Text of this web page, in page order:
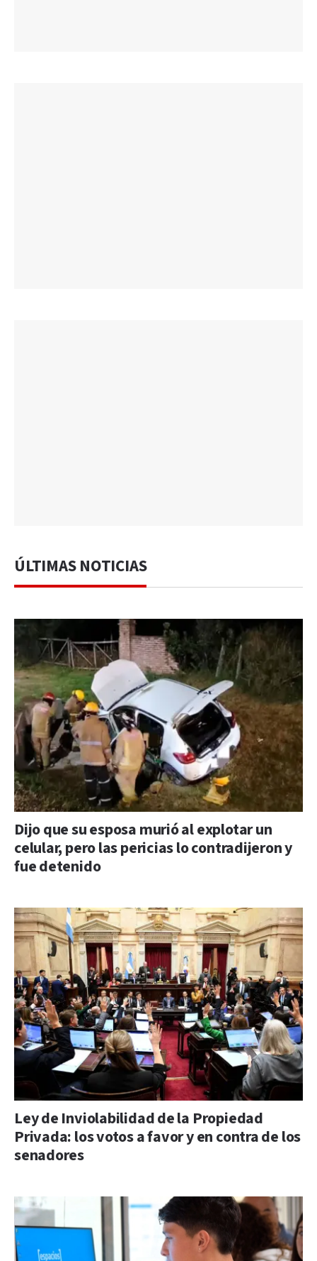
ÚLTIMAS NOTICIAS
Dijo que su esposa murió al explotar un
celular, pero las pericias lo contradijeron y
fue detenido
Ley de Inviolabilidad de la Propiedad
Privada: los votos a favor y en contra de los
senadores